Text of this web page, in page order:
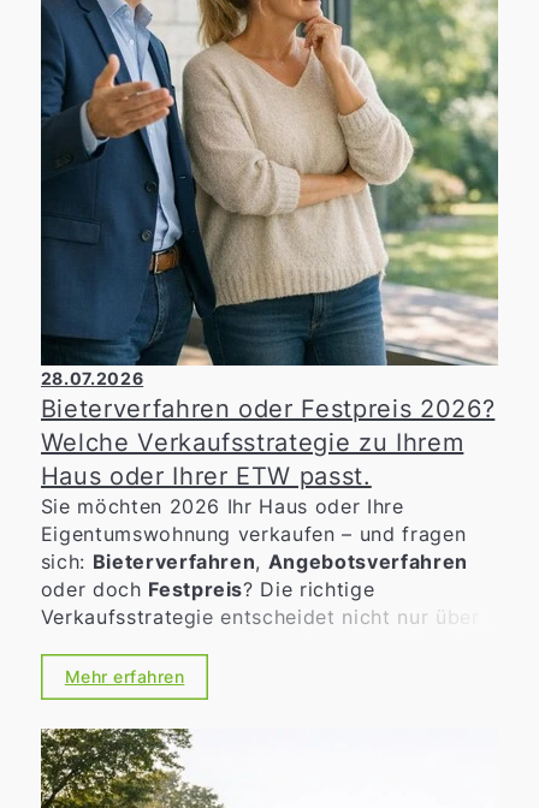
28.07.2026
Bieterverfahren oder Festpreis 2026?
Welche Verkaufsstrategie zu Ihrem
Haus oder Ihrer ETW passt.
Sie möchten 2026 Ihr Haus oder Ihre
Eigentumswohnung verkaufen – und fragen
sich: Bieterverfahren, Angebotsverfahren
oder doch Festpreis? Die richtige
Verkaufsstrategie entscheidet nicht nur über
Tempo, Verlässlichkeit und die Art der
Kaufinteressenten. Gerade in bewegten
Märkten lohnt sich eine nüchterne, gut
vorbereitete Entscheidung statt eines
„Bauchgefühls“.
Mehr erfahren